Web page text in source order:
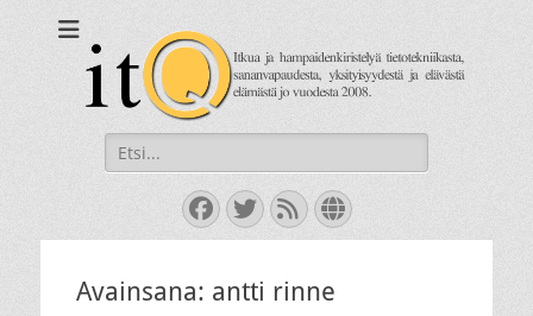
Itkua ja hammastenkiristelyä jo vuodesta 2008.
Search
for:
Facebook
Twitter
FeedWebsite
Avainsana: antti rinne